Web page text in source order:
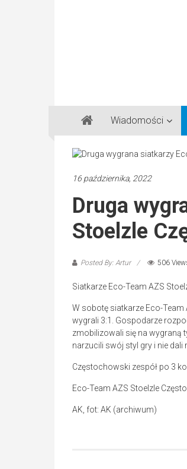
Gazeta
Regionalna
Częstochowa,
Lubliniec,
Wiadomości
16 października, 2022
Druga
Stoelzle
Posted By: Artur 506
Siatkarze Eco-Team AZS
W sobotę siatkarze Eco-
wygrali 3:1. Gospodarze
zmobilizowali się na wygraną
narzucili swój styl gry i nie
Częstochowski zespół po 3
Eco-Team AZS Stoelzle
AK, fot: AK (archiwum)